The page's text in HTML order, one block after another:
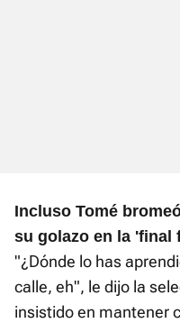
Incluso Tomé
su golazo en la 'final
"¿Dónde lo has
calle, eh", le dijo la
insistido en mantener